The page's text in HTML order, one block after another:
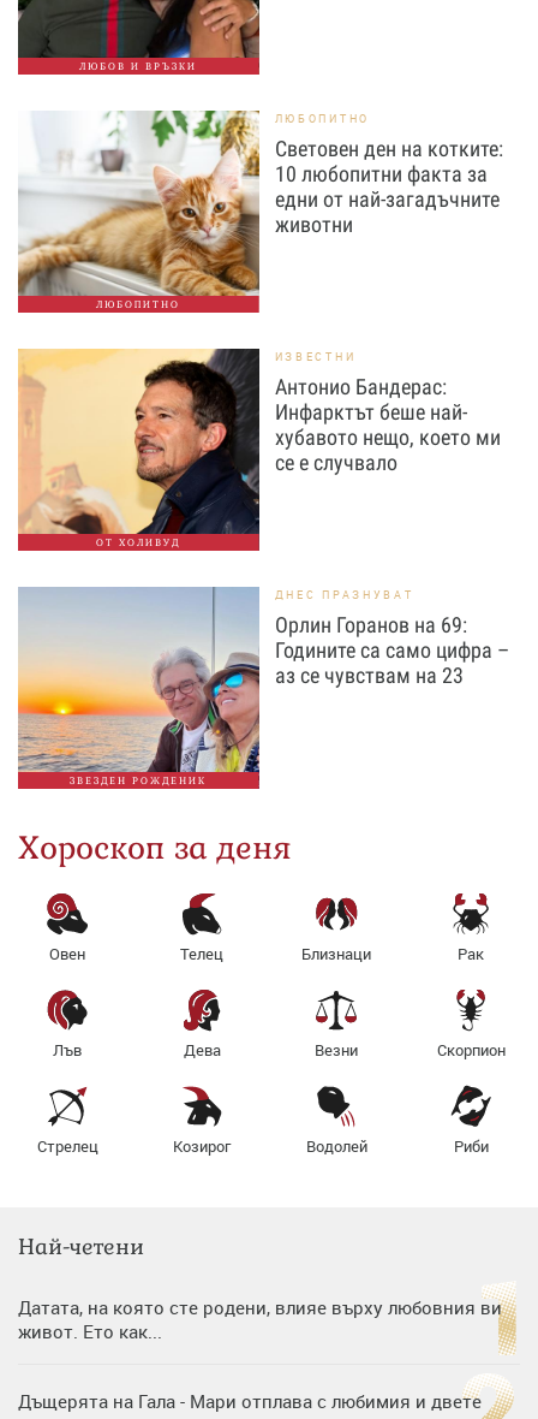
ЛЮБОВ И ВРЪЗКИ
ЛЮБОПИТНО
ЛЮБОПИТНО
Световен ден на котките:
10 любопитни факта за
едни от най-загадъчните
животни
ОТ ХОЛИВУД
ИЗВЕСТНИ
Антонио Бандерас:
Инфарктът беше най-
хубавото нещо, което ми
се е случвало
ЗВЕЗДЕН РОЖДЕНИК
ДНЕС ПРАЗНУВАТ
Орлин Горанов на 69:
Годините са само цифра –
аз се чувствам на 23
Хороскоп за деня
Овен Телец Близнаци Рак
Лъв Дева Везни Скорпион
Стрелец Козирог Водолей Риби
Най-четени
Датата, на която сте родени, влияе върху любовния ви
живот. Ето как...
Дъщерята на Гала - Мари отплава с любимия и двете